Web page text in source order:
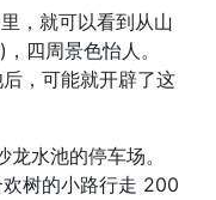
，就可以看到从山
四周景色怡人。
，可能就开辟了这
水池的停车场。
树的小路行走 200